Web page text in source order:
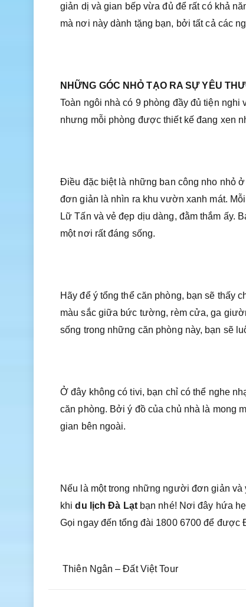
giản dị và gian bếp vừa đủ để rất có khả
mà nơi này dành tặng bạn, bởi tất cả các
NHỮNG GÓC NHỎ TẠO RA SỰ YÊU
Toàn ngôi nhà có 9 phòng đầy đủ tiện
nhưng mỗi phòng được thiết kế đang xen
Điều đặc biệt là những ban công nho nhỏ
đơn giản là nhìn ra khu vườn xanh mát.
Lữ Tấn và vẻ đẹp dịu dàng, đằm thắm ấy.
một nơi rất đáng sống.
Hãy để ý tổng thể căn phòng, bạn sẽ thấy
màu sắc giữa bức tường, rèm cửa, ga
sống trong những căn phòng này, bạn sẽ
Ở đây không có tivi, bạn chỉ có thể nghe
căn phòng. Bởi ý đồ của chủ nhà là mong
gian bên ngoài.
Nếu là một trong những người đơn giản
khidu lịch Đà Lạtbạn nhé! Nơi đây hứa
Gọi ngay đến tổng đài 1800 6700 để được
Thiên Ngân – Đất Việt Tour